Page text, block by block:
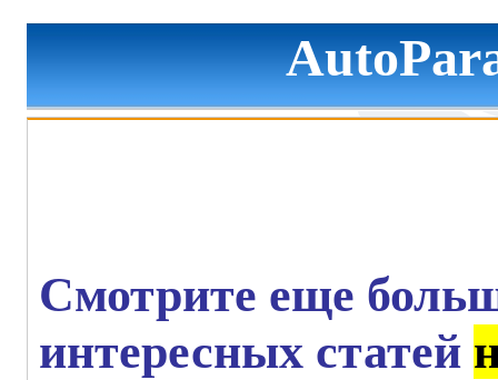
Смотрите еще
интересных статей